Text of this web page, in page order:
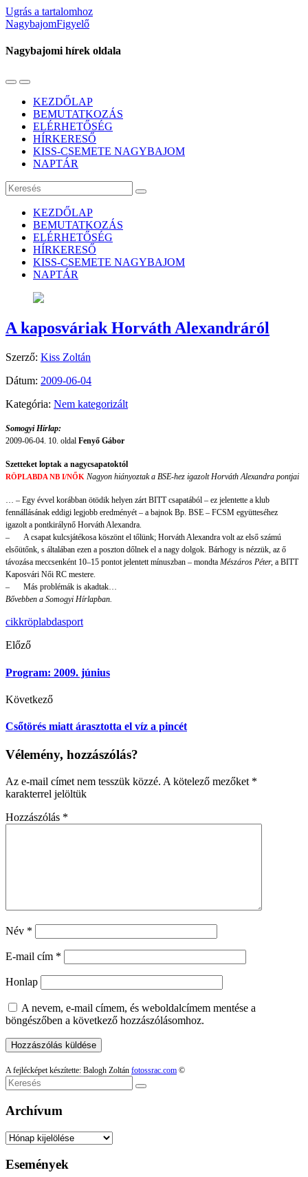
Ugrás a tartalomhoz
NagybajomFigyelő
Nagybajomi hírek oldala
Váltás
mobil
menüre
Használja
keresés
mezőt
KEZDŐLAP
BEMUTATKOZÁS
ELÉRHETŐSÉG
HÍRKERESŐ
KISS-CSEMETE NAGYBAJOM
NAPTÁR
Keresés
KEZDŐLAP
BEMUTATKOZÁS
ELÉRHETŐSÉG
HÍRKERESŐ
KISS-CSEMETE NAGYBAJOM
NAPTÁR
A kaposváriak Horváth Alexandráról
Szerző: Kiss Zoltán
Dátum: 2009-06-04
Kategória: Nem kategorizált
Somogyi Hírlap:
2009-06-04. 10. oldal Fenyő Gábor
Szetteket loptak a nagycsapatoktól
RÖPLABDA NB I/NŐK Nagyon hiányoztak a BSE-hez igazolt Horváth Alexandra pontjai
… – Egy évvel korábban ötödik helyen zárt BITT csapatából – ez jelentette a klub
fennállásának eddigi legjobb eredményét – a bajnok Bp. BSE – FCSM együtteséhez
igazolt a pontkirálynő Horváth Alexandra.
–
A csapat kulcsjátékosa köszönt el tőlünk; Horváth Alexandra volt az első számú
elsőütőnk, s általában ezen a poszton dőlnek el a nagy dolgok. Bárhogy is nézzük, az ő
távozása meccsenként 10–15 pontot jelentett mínuszban – mondta Mészáros Péter, a BITT
Kaposvári Női RC mestere.
–
Más problémák is akadtak…
Bővebben a Somogyi Hírlapban.
cikkröplabdasport
Előző
Program: 2009. június
Következő
Csőtörés miatt árasztotta el víz a pincét
Vélemény, hozzászólás?
Az e-mail címet nem tesszük közzé. A kötelező mezőket *
karakterrel jelöltük
Hozzászólás *
Név *
E-mail cím *
Honlap
A nevem, e-mail címem, és weboldalcímem mentése a
böngészőben a következő hozzászólásomhoz.
A fejlécképet készítette: Balogh Zoltán fotossrac.com ©
Keresés
Archívum
Archívum
Események